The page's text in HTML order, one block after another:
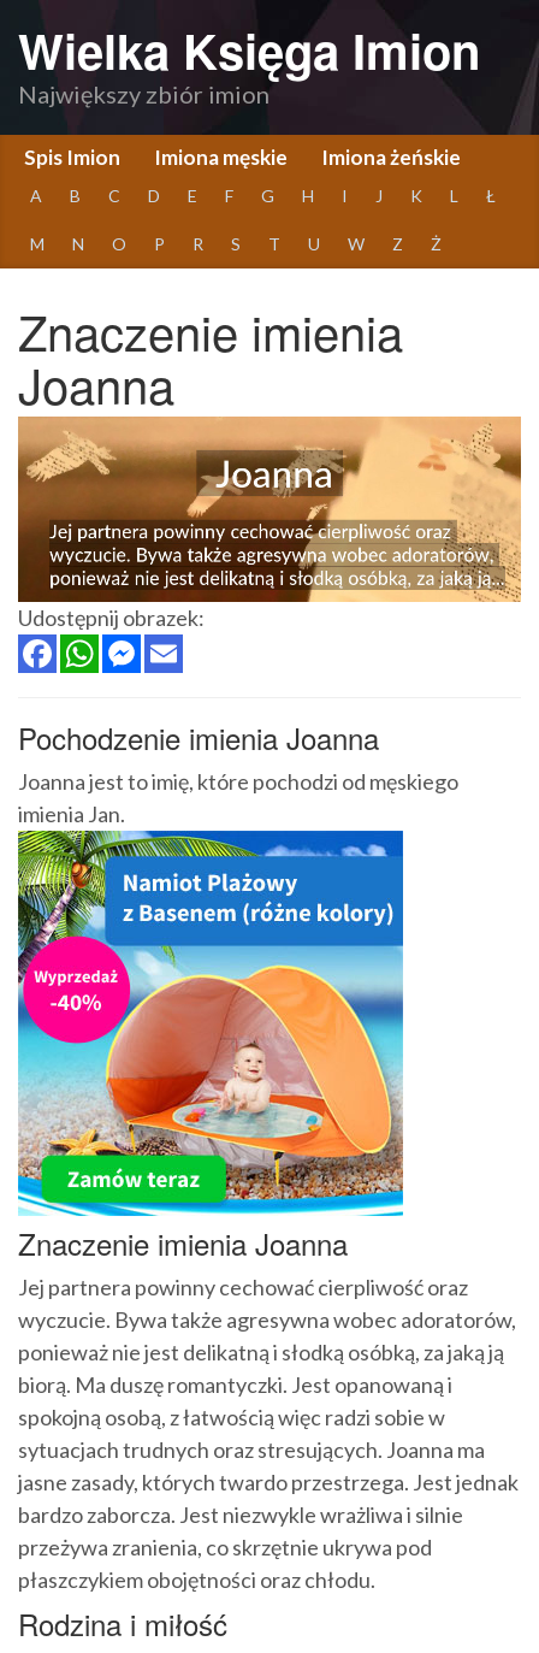
Wielka Księga Imion
Największy zbiór imion
Spis Imion Imiona męskie Imiona żeńskie
A B C D E F G H I J K L Ł
M N O P R S T U W Z Ż
Znaczenie imienia
Joanna
Udostępnij obrazek:
Pochodzenie imienia Joanna
Joanna jest to imię, które pochodzi od męskiego
imienia Jan.
Znaczenie imienia Joanna
Jej partnera powinny cechować cierpliwość oraz
wyczucie. Bywa także agresywna wobec adoratorów,
ponieważ nie jest delikatną i słodką osóbką, za jaką ją
biorą. Ma duszę romantyczki. Jest opanowaną i
spokojną osobą, z łatwością więc radzi sobie w
sytuacjach trudnych oraz stresujących. Joanna ma
jasne zasady, których twardo przestrzega. Jest jednak
bardzo zaborcza. Jest niezwykle wrażliwa i silnie
przeżywa zranienia, co skrzętnie ukrywa pod
płaszczykiem obojętności oraz chłodu.
Rodzina i miłość